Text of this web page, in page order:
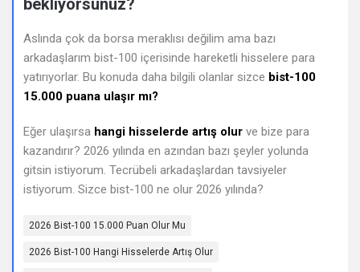
sonuncu
Sorular
bekliyorsunuz?
Aslında çok da borsa meraklısı değilim ama bazı
arkadaşlarım bist-100 içerisinde hareketli hisselere para
yatırıyorlar. Bu konuda daha bilgili olanlar sizce bist-100
15.000 puana ulaşır mı?
Eğer ulaşırsa hangi hisselerde artış olur ve bize para
kazandırır? 2026 yılında en azından bazı şeyler yolunda
gitsin istiyorum. Tecrübeli arkadaşlardan tavsiyeler
istiyorum. Sizce bist-100 ne olur 2026 yılında?
2026 Bist-100 15.000 Puan Olur Mu
2026 Bist-100 Hangi Hisselerde Artış Olur